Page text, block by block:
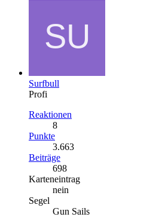
Surfbull
Profi
Reaktionen
8
Punkte
3.663
Beiträge
698
Karteneintrag
nein
Segel
Gun Sails